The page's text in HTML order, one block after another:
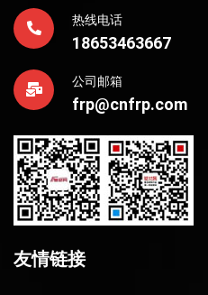
热线电话
18653463667
公司邮箱
frp@cnfrp.com
友情链接